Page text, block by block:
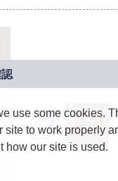
use some cookies.
site to work properly
how our site is used.